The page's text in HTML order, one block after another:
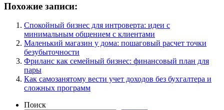
Похожие записи:
Спокойный бизнес для интроверта: идеи с
минимальным общением с клиентами
Маленький магазин у дома: пошаговый расчет точки
безубыточности
Фриланс как семейный бизнес: финансовый план для
пары
Как самозанятому вести учет доходов без бухгалтера и
сложных программ
Поиск